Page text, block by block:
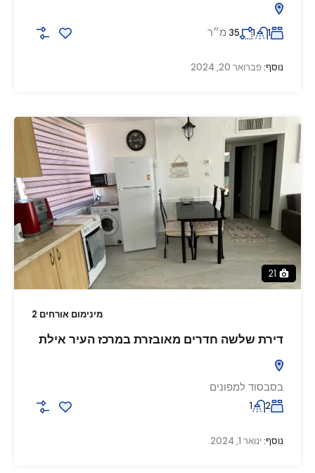
1
1
35 מ״ר
נוסף:פברואר 20, 2024
21
מינימום אורחים 2
דירת שלשה חדרים מאובזרת במרכז העיר אילת
בסבסוד למפונים
2
1
נוסף:ינואר 1, 2024